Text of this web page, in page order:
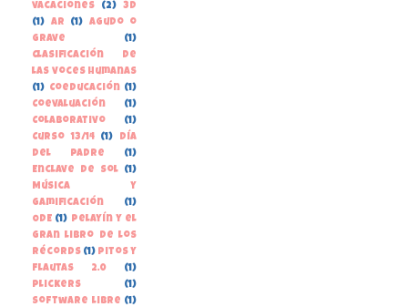
vacaciones
(2)
3D
(1)
AR (1)
Agudo o
grave
(1)
Clasificación de
las voces humanas
(1) Coeducación (1)
Coevaluación
(1)
Colaborativo
(1)
Curso 13/14
(1)
Día
del Padre
(1)
Enclave de Sol
(1)
Música y
gamificación
(1)
ODE (1)
Pelayín y el
gran libro de los
récords (1) Pitos y
Flautas 2.0
(1)
Plickers
(1)
Software libre (1)